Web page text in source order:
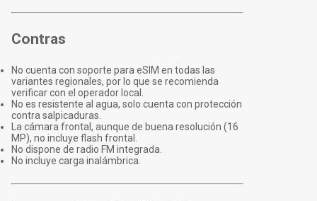
Contras
No cuenta con soporte para eSIM en todas las
variantes regionales, por lo que se recomienda
verificar con el operador local.
No es resistente al agua, solo cuenta con protección
contra salpicaduras.
La cámara frontal, aunque de buena resolución (16
MP), no incluye flash frontal.
No dispone de radio FM integrada.
No incluye carga inalámbrica.